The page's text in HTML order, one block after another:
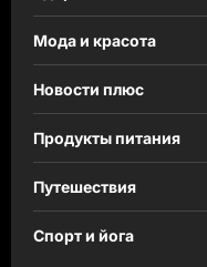
Мода и красота
Новости плюс
Продукты питания
Путешествия
Спорт и йога